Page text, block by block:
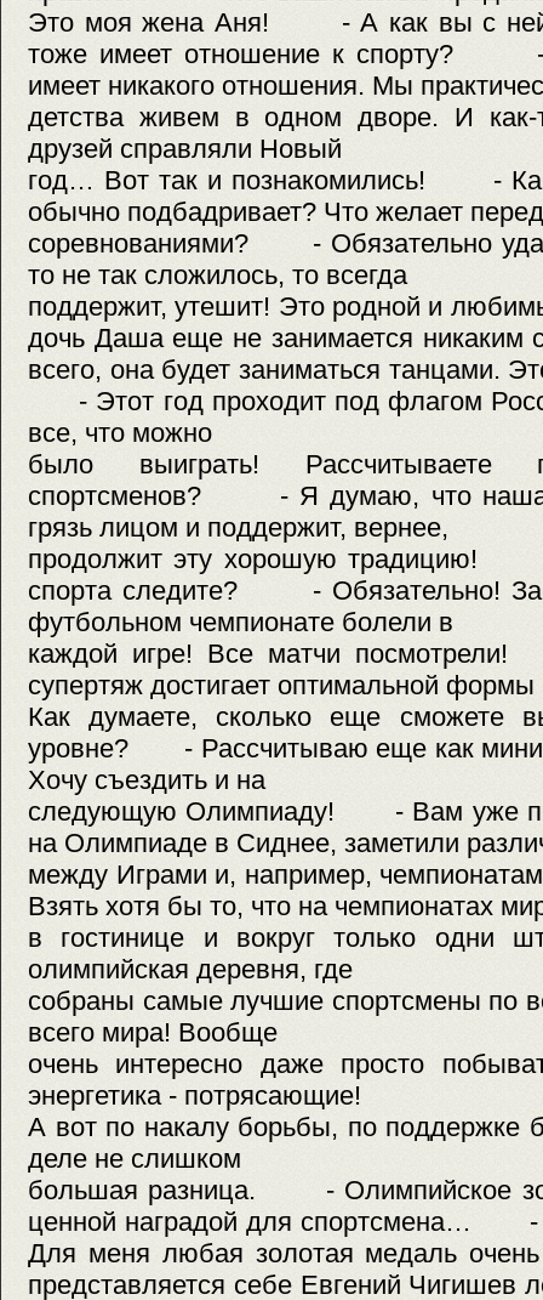
Это моя жена Аня! - А как вы с ней
тоже имеет отношение к спорту? -
имеет никакого отношения. Мы
детства живем в одном дворе. И
друзей справляли Новый
год… Вот так и познакомились! -
обычно подбадривает? Что желает перед
соревнованиями? - Обязательно
то не так сложилось, то всегда
поддержит, утешит! Это родной и
дочь Даша еще не занимается
всего, она будет заниматься танцами.
- Этот год проходит под флагом
все, что можно
было выиграть! Рассчитываете
спортсменов? - Я думаю, что наша
грязь лицом и поддержит, вернее,
продолжит эту хорошую традицию!
спорта следите? - Обязательно! За
футбольном чемпионате болели в
каждой игре! Все матчи
супертяж достигает оптимальной формы
Как думаете, сколько еще сможете
уровне? - Рассчитываю еще как
Хочу съездить и на
следующую Олимпиаду! - Вам уже
на Олимпиаде в Сиднее, заметили
между Играми и, например,
Взять хотя бы то, что на чемпионатах
в гостинице и вокруг только одни
олимпийская деревня, где
собраны самые лучшие спортсмены по
всего мира! Вообще
очень интересно даже просто
энергетика - потрясающие!
А вот по накалу борьбы, по поддержке
деле не слишком
большая разница. - Олимпийское
ценной наградой для спортсмена… -
Для меня любая золотая медаль
представляется себе Евгений